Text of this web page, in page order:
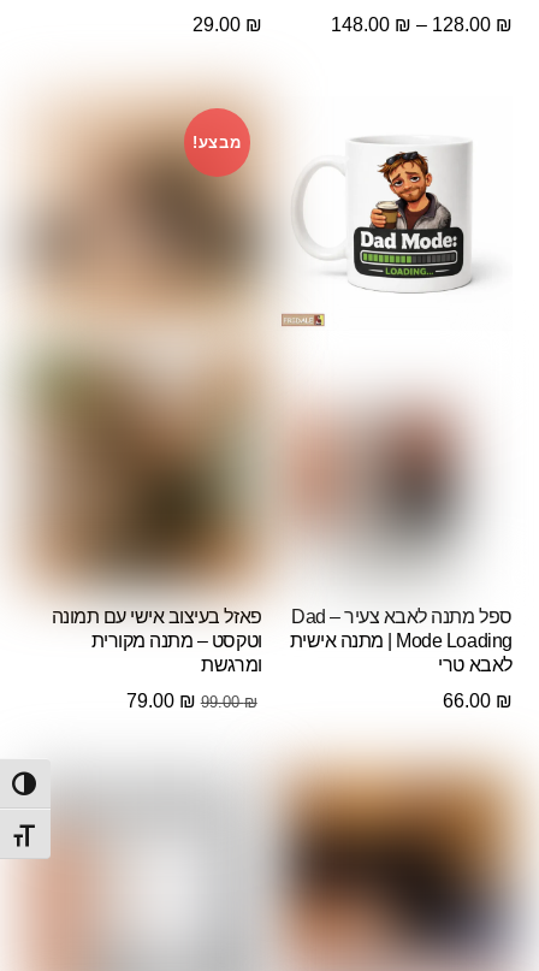
מתג
128.00 ₪
–
148.00 ₪
29.00 ₪
ספל מתנה לאבא צעיר – Dad
Mode Loading | מתנה אישית
לאבא טרי
66.00 ₪
מבצע!
פאזל בעיצוב אישי עם תמונה
וטקסט – מתנה מקורית
ומרגשת
99.00₪
המחיר
79.00 ₪
המחיר